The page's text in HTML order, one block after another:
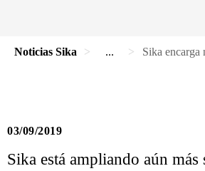
Noticias Sika ... Sika encarga
03/09/2019
Sika está ampliando aún más